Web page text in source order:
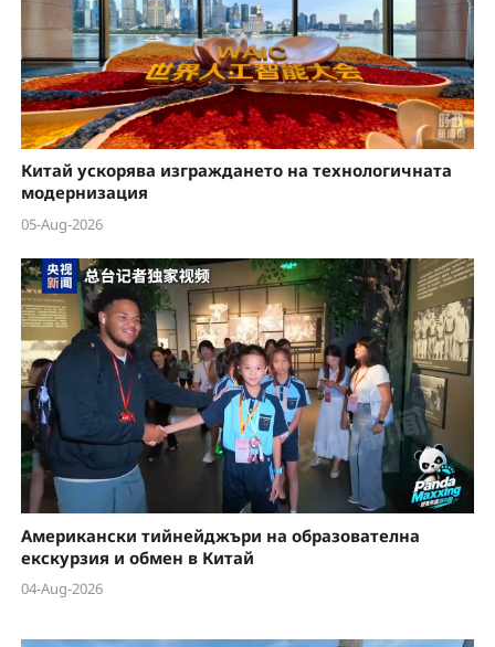
Китай ускорява изграждането на технологичната
модернизация
05-Aug-2026
Американски тийнейджъри на образователна
екскурзия и обмен в Китай
04-Aug-2026